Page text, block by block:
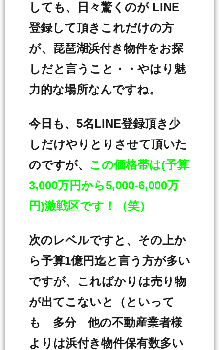
しても、日々驚くのが LINE
登録して頂きこれだけの方
が、琵琶湖浜付き物件をお探
しだと言うこと・・やはり魅
力的な場所なんですね。
今日も、5名LINE登録頂き少
しだけやりとりさせて頂いた
のですが、 この価格帯は(予算
3,000万円から5,000-6,000万
円)激戦区です！（笑）
次のレベルですと、その上か
ら予算1億円迄と言う方が多い
ですが、こればかりは売り物
が出てこないと（といって
も 多分 他の不動産業者様
よりは浜付き物件保有数多い